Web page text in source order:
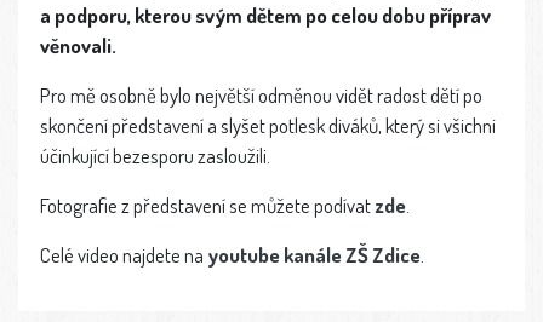
a podporu, kterou svým dětem po celou dobu příprav
věnovali.
Pro mě osobně bylo největší odměnou vidět radost dětí po
skončení představení a slyšet potlesk diváků, který si všichni
účinkující bezesporu zasloužili.
Fotografie z představení se můžete podívatzde.
Celé video najdete na youtube kanále ZŠ Zdice.